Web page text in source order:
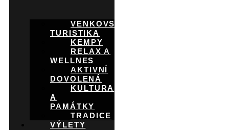
VENKOVSKÁ
TURISTIKA
KEMPY
RELAX A
WELLNES
AKTIVNÍ
DOVOLENÁ
KULTURA
A
PAMÁTKY
TRADICE
VÝLETY